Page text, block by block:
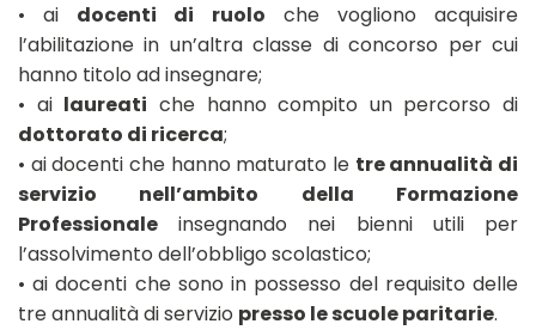
• ai docenti di ruolo che vogliono acquisire
l’abilitazione in un’altra classe di concorso per cui
hanno titolo ad insegnare;
• ai laureati che hanno compito un percorso di
dottorato di ricerca;
• ai docenti che hanno maturato le tre annualità di
servizio nell’ambito della Formazione
Professionale insegnando nei bienni utili per
l’assolvimento dell’obbligo scolastico;
• ai docenti che sono in possesso del requisito delle
tre annualità di servizio presso le scuole paritarie.